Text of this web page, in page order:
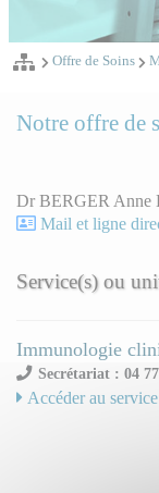
Offre de Soins
Notre offre de
Dr BERGER Anne
Mail et ligne
Service(s) ou
Immunologie
Secrétariat : 04
Accéder au service